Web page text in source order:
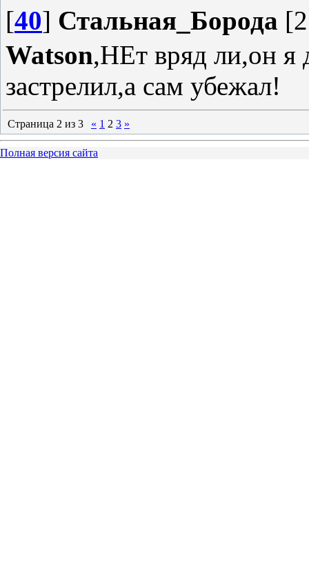
[40] Стальная_Борода
Watson,НЕт вряд ли,он я
застрелил,а сам убежал!
Страница 2 из 3 « 1 2 3 »
Полная версия сайта